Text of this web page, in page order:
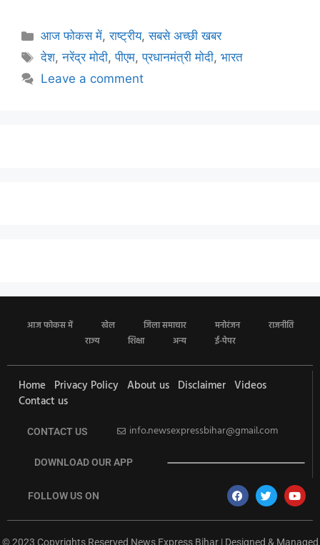
आज फोकस में,राष्ट्रीय,सबसे अच्छी खबर
देश,नरेंद्र मोदी,पीएम,प्रधानमंत्री मोदी,भारत
Leave a comment
आज फोकस में खेल जिला समाचार मनोरंजन
राजनीति
राज्य
शिक्षा अन्य ई-पेपर
Home Privacy Policy About us Disclaimer Videos
Contact us
CONTACT US info.newsexpressbihar@gmail.com
DOWNLOAD OUR APP
FOLLOW US ON
© 2023 Copyrights Reserved News Express Bihar | Designed & Managed